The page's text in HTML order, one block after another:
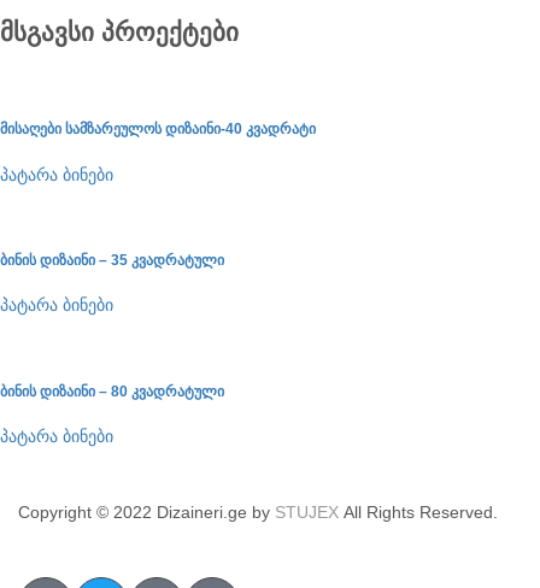
მსგავსი პროექტები
მისაღები სამზარეულოს დიზაინი-40 კვადრატი
პატარა ბინები
ბინის დიზაინი – 35 კვადრატული
პატარა ბინები
ბინის დიზაინი – 80 კვადრატული
პატარა ბინები
Copyright © 2022 Dizaineri.ge by STUJEX All Rights Reserved.